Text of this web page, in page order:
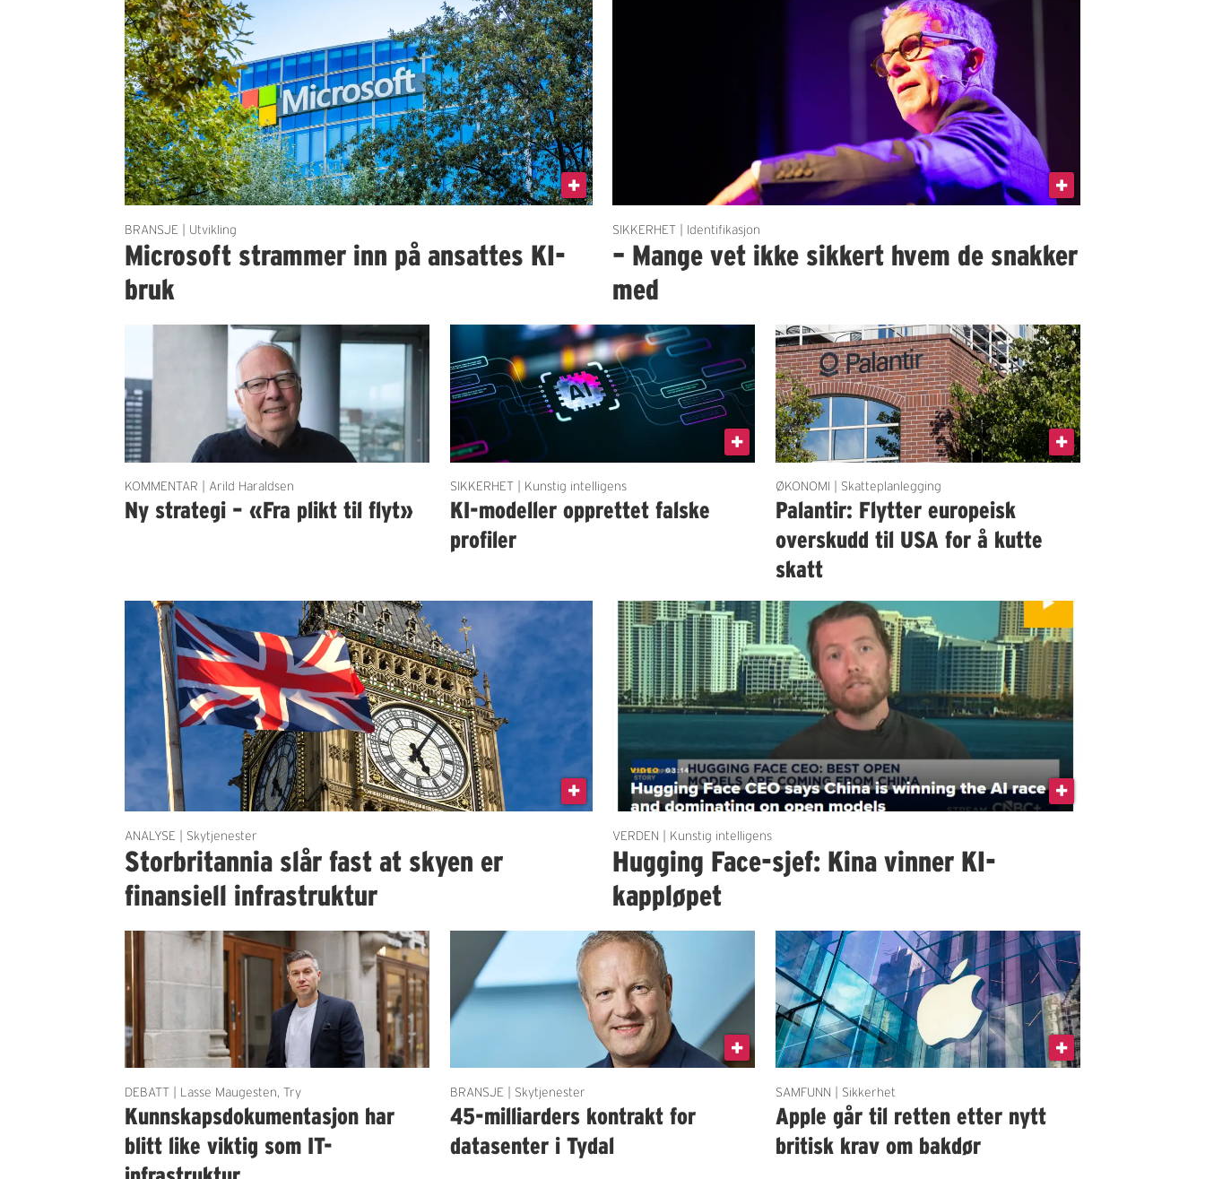
BRANSJE | Utvikling
Microsoft strammer inn på ansattes KI-
bruk
SIKKERHET | Identifikasjon
– Mange vet ikke sikkert hvem de snakker
med
KOMMENTAR | Arild Haraldsen
Ny strategi – «Fra plikt til flyt»
SIKKERHET | Kunstig intelligens
KI-modeller opprettet falske
profiler
ØKONOMI | Skatteplanlegging
Palantir: Flytter europeisk
overskudd til USA for å kutte
skatt
ANALYSE | Skytjenester
Storbritannia slår fast at skyen er
finansiell infrastruktur
VERDEN | Kunstig intelligens
Hugging Face-sjef: Kina vinner KI-
kappløpet
DEBATT | Lasse Maugesten, Try
Kunnskapsdokumentasjon har
blitt like viktig som IT-
BRANSJE | Skytjenester
45-milliarders kontrakt for
datasenter i Tydal
SAMFUNN | Sikkerhet
Apple går til retten etter nytt
britisk krav om bakdør